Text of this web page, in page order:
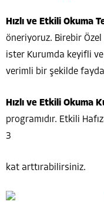
Hızlı ve Etkili Okuma
öneriyoruz. Birebir
ister Kurumda keyifli
verimli bir şekilde
Hızlı ve Etkili Okuma
programıdır. Etkili
3
kat arttırabilirsiniz.